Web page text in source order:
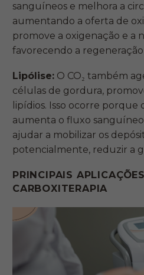
sanguíneos e melhora a
aumentando a oferta de
promove a oxigenação e a
favorecendo a
Lipólise: O CO₂ também
células de gordura,
lipídios. Isso ocorre porque
aumenta o fluxo
ajudar a mobilizar os
potencialmente, reduzir a
PRINCIPAIS
CARBOXITERAPIA